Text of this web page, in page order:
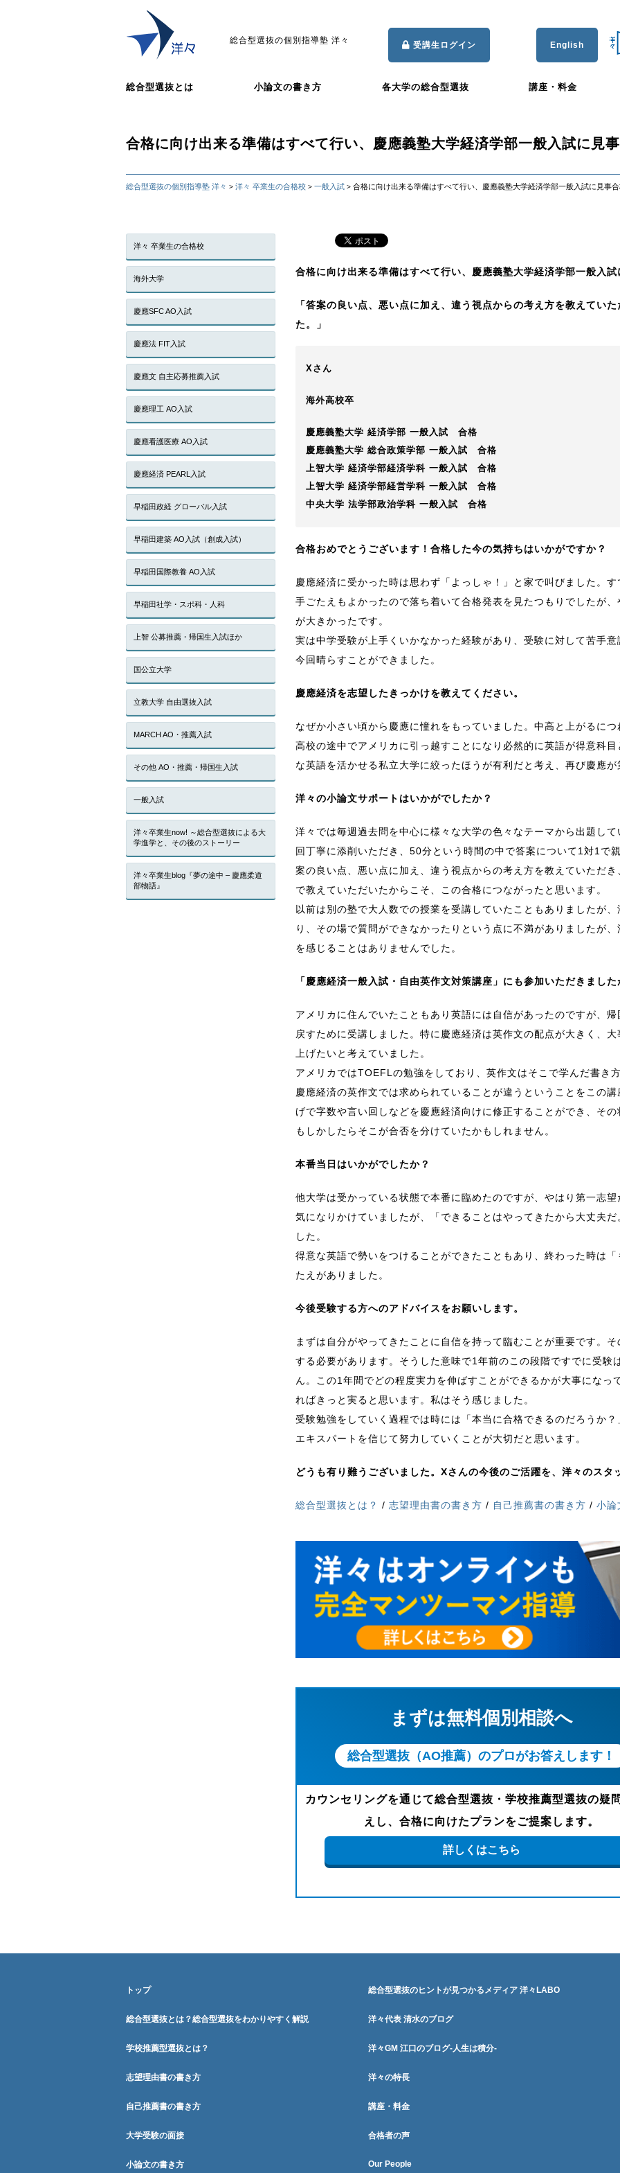
総合型選抜の個別指導塾 洋々 受講生ログイン English
総合型選抜とは 小論文の書き方 各大学の総合型選抜 講座・料金
合格に向け出来る準備はすべて行い、慶應義塾大学経済学部一般入試に見
総合型選抜の個別指導塾 洋々 > 洋々 卒業生の合格校 > 一般入試 > 合格に向け出来る準備はすべて行い、慶應義塾大学経済学部一般入試に見事
合格に向け出来る準備はすべて行い、慶應義塾大学経済学部一般入
「答案の良い点、悪い点に加え、違う視点からの考え方を教えてい
た。」
Xさん
海外高校卒
慶應義塾大学 経済学部 一般入試 合格
慶應義塾大学 総合政策学部 一般入試 合格
上智大学 経済学部経済学科 一般入試 合格
上智大学 経済学部経営学科 一般入試 合格
中央大学 法学部政治学科 一般入試 合格
合格おめでとうございます！合格した今の気持ちはいかがですか？
慶應経済に受かった時は思わず「よっしゃ！」と家で叫びました。
手ごたえもよかったので落ち着いて合格発表を見たつもりでしたが
が大きかったです。
実は中学受験が上手くいかなかった経験があり、受験に対して苦手
今回晴らすことができました。
慶應経済を志望したきっかけを教えてください。
なぜか小さい頃から慶應に憧れをもっていました。中高と上がるに
高校の途中でアメリカに引っ越すことになり必然的に英語が得意科
な英語を活かせる私立大学に絞ったほうが有利だと考え、再び慶應
洋々の小論文サポートはいかがでしたか？
洋々では毎週過去問を中心に様々な大学の色々なテーマから出題し
回丁寧に添削いただき、50分という時間の中で答案について1対1で
案の良い点、悪い点に加え、違う視点からの考え方を教えていただ
で教えていただいたからこそ、この合格につながったと思います。
以前は別の塾で大人数での授業を受講していたこともありましたが
り、その場で質問ができなかったりという点に不満がありましたが
を感じることはありませんでした。
「慶應経済一般入試・自由英作文対策講座」にも参加いただきまし
アメリカに住んでいたこともあり英語には自信があったのですが、
戻すために受講しました。特に慶應経済は英作文の配点が大きく、
上げたいと考えていました。
アメリカではTOEFLの勉強をしており、英作文はそこで学んだ書き
慶應経済の英作文では求められていることが違うということをこの
げで字数や言い回しなどを慶應経済向けに修正することができ、そ
もしかしたらそこが合否を分けていたかもしれません。
本番当日はいかがでしたか？
他大学は受かっている状態で本番に臨めたのですが、やはり第一志
気になりかけていましたが、「できることはやってきたから大丈夫
した。
得意な英語で勢いをつけることができたこともあり、終わった時は
たえがありました。
今後受験する方へのアドバイスをお願いします。
まずは自分がやってきたことに自信を持って臨むことが重要です。
する必要があります。そうした意味で1年前のこの段階ですでに受験
ん。この1年間でどの程度実力を伸ばすことができるかが大事になっ
ればきっと実ると思います。私はそう感じました。
受験勉強をしていく過程では時には「本当に合格できるのだろうか
エキスパートを信じて努力していくことが大切だと思います。
どうも有り難うございました。Xさんの今後のご活躍を、洋々のス
総合型選抜とは？ / 志望理由書の書き方 / 自己推薦書の書き方 / 小論
まずは無料個別相談へ
総合型選抜（AO推薦）のプロがお答えします！
カウンセリングを通じて総合型選抜・学校推薦型選抜の疑
えし、合格に向けたプランをご提案します。
詳しくはこちら
洋々 卒業生の合格校
海外大学
慶應SFC AO入試
慶應法 FIT入試
慶應文 自主応募推薦入試
慶應理工 AO入試
慶應看護医療 AO入試
慶應経済 PEARL入試
早稲田政経 グローバル入試
早稲田建築 AO入試（創成入試）
早稲田国際教養 AO入試
早稲田社学・スポ科・人科
上智 公募推薦・帰国生入試ほか
国公立大学
立教大学 自由選抜入試
MARCH AO・推薦入試
その他 AO・推薦・帰国生入試
一般入試
洋々卒業生now! ～総合型選抜による大
学進学と、その後のストーリー
洋々卒業生blog『夢の途中 – 慶應柔道
部物語』
トップ
総合型選抜とは？総合型選抜をわかりやすく解説
学校推薦型選抜とは？
志望理由書の書き方
自己推薦書の書き方
大学受験の面接
小論文の書き方
総合型選抜のヒントが見つかるメディア 洋々LABO
洋々代表 清水のブログ
洋々GM 江口のブログ-人生は積分-
洋々の特長
講座・料金
合格者の声
Our People